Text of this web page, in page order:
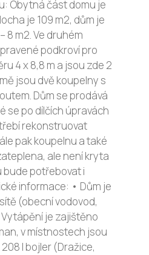
Obytná část domu je
je 109 m2, dům je
8 m2. Ve druhém
podkroví pro
4 x 8,8 m a jsou zde 2
jsou dvě koupelny s
Dům se prodává
se po dílčích úpravách
rekonstruovat
pak koupelnu a také
ale není kryta
bude potřebovat i
informace: • Dům je
(obecní vodovod,
je zajištěno
v místnostech jsou
l bojler (Dražice,